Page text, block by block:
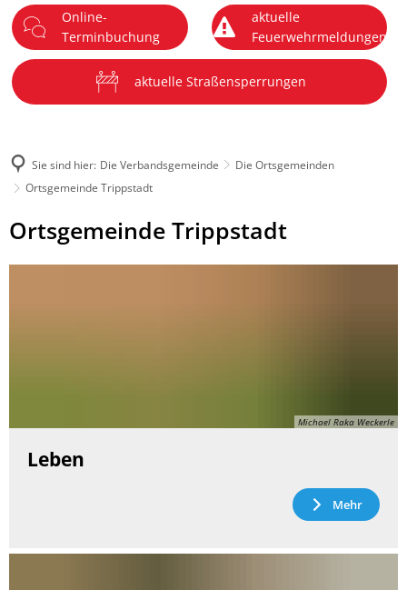
Menü
Online-
Terminbuchung
aktuelle
Feuerwehrmeldungen
aktuelle Straßensperrungen
Sie sind hier: Die Verbandsgemeinde
Die Ortsgemeinden
Ortsgemeinde Trippstadt
Ortsgemeinde
Trippstadt
Ortsgemeinde Trippstadt
Michael Raka Weckerle
Leben
Mehr